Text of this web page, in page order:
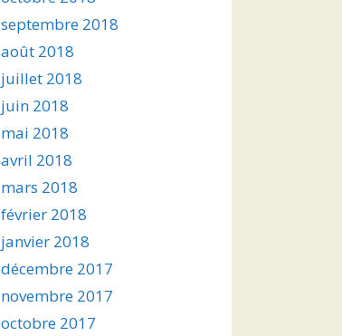
septembre 2018
août 2018
juillet 2018
juin 2018
mai 2018
avril 2018
mars 2018
février 2018
janvier 2018
décembre 2017
novembre 2017
octobre 2017